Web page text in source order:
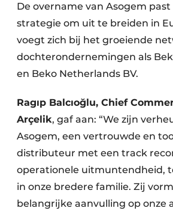
De overname van Asogem past
strategie om uit te breiden in
voegt zich bij het groeiende
dochterondernemingen als
en Beko Netherlands BV.
Ragıp Balcıoğlu, Chief
Arçelik, gaf aan: “We zijn
Asogem, een vertrouwde en
distributeur met een track
operationele uitmuntendheid,
in onze bredere familie. Zij
belangrijke aanvulling op onze